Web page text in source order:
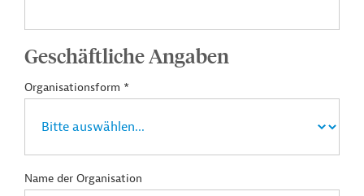
Geschäftliche Angaben
Organisationsform *
Name der Organisation